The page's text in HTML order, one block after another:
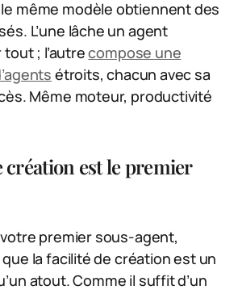
même modèle obtiennent des
L’une lâche un agent
; l’autrecompose une
étroits, chacun avec sa
Même moteur, productivité
création est le premier
premier sous-agent,
la facilité de création est un
atout. Comme il suffit d’un